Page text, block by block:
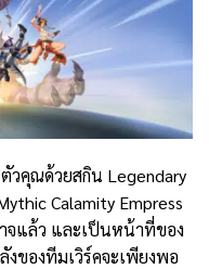
วคุณด้วยสกิน Legendary
Calamity Empress
จแล้ว และเป็นหน้าที่ของ
ของทีมเวิร์คจะเพียงพอ